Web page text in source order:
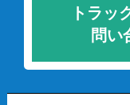
トラッ
問い